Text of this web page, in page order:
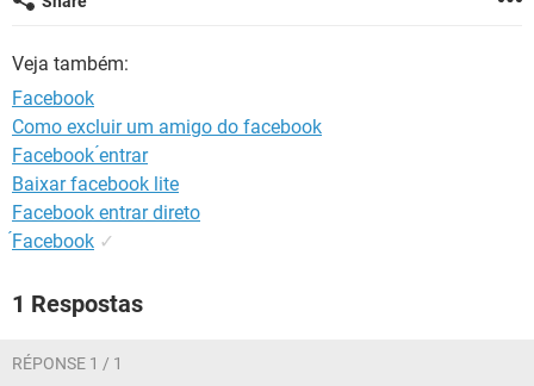
GUIA DE COMPRAS
Veja também:
Facebook
Como excluir um amigo do facebook
Facebook ́entrar
Baixar facebook lite
Facebook entrar direto
́Facebook ✓
1 Respostas
RÉPONSE 1 / 1